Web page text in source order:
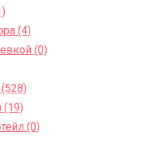
(4)
(0)
(19)
(0)